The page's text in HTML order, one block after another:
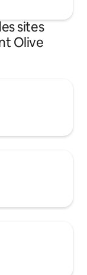
sites
Olive